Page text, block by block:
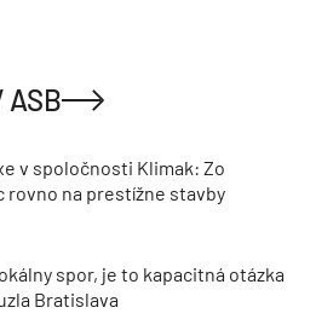
ASB
v spoločnosti Klimak: Zo
rovno na prestížne stavby
spor, je to kapacitná otázka
Bratislava